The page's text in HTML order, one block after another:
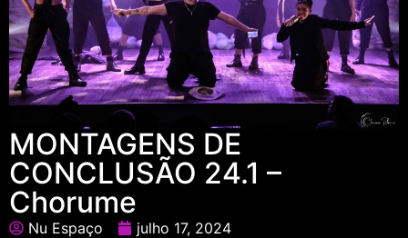
MONTAGENS DE
CONCLUSÃO 24.1 –
Chorume
Nu Espaço julho 17, 2024